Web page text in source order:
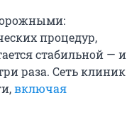
процедур,
стабильной — и
раза. Сеть клиник
включая